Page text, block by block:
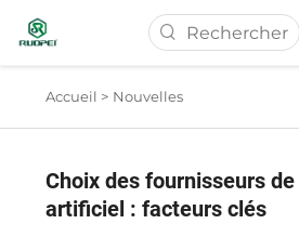
Produits
Accueil > Nouvelles
Choix des fournisseurs
artificiel : facteurs clés